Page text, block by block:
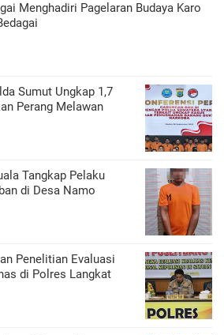
Menghadiri Pagelaran Budaya Karo
Sumut Ungkap 1,7
Perang Melawan
Tangkap Pelaku
di Desa Namo
Penelitian Evaluasi
di Polres Langkat